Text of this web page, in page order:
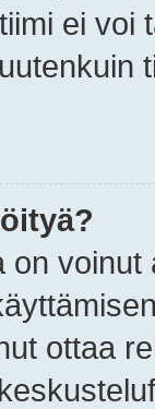
ei
on
ottaa